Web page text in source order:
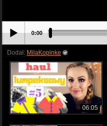
0:00
Dodał: MilaKopinke
06:05